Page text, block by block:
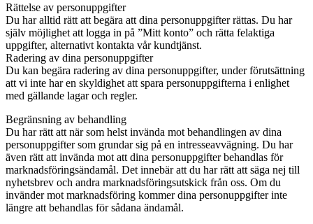
Rättelse av personuppgifter
Du har alltid rätt att begära att dina personuppgifter rättas. Du har
själv möjlighet att logga in på ”Mitt konto” och rätta felaktiga
uppgifter, alternativt kontakta vår kundtjänst.
Radering av dina personuppgifter
Du kan begära radering av dina personuppgifter, under förutsättning
att vi inte har en skyldighet att spara personuppgifterna i enlighet
med gällande lagar och regler.
Begränsning av behandling
Du har rätt att när som helst invända mot behandlingen av dina
personuppgifter som grundar sig på en intresseavvägning. Du har
även rätt att invända mot att dina personuppgifter behandlas för
marknadsföringsändamål. Det innebär att du har rätt att säga nej till
nyhetsbrev och andra marknadsföringsutskick från oss. Om du
invänder mot marknadsföring kommer dina personuppgifter inte
längre att behandlas för sådana ändamål.